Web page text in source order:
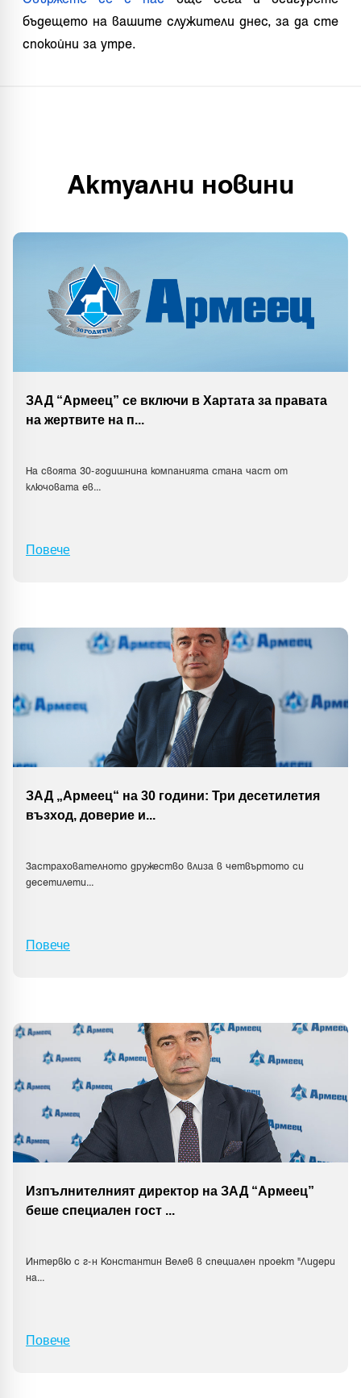
бъдещето на вашите служители днес, за да сте
спокойни за утре.
Актуални новини
ЗАД “Армеец” се включи в Хартата за правата
на жертвите на п...
На своята 30-годишнина компанията стана част от
ключовата ев...
Повече
ЗАД „Армеец“ на 30 години: Три десетилетия
възход, доверие и...
Застрахователното дружество влиза в четвъртото си
десетилети...
Повече
Изпълнителният директор на ЗАД “Армеец”
беше специален гост ...
Интервю с г-н Константин Велев в специален проект "Лидери
на...
Повече